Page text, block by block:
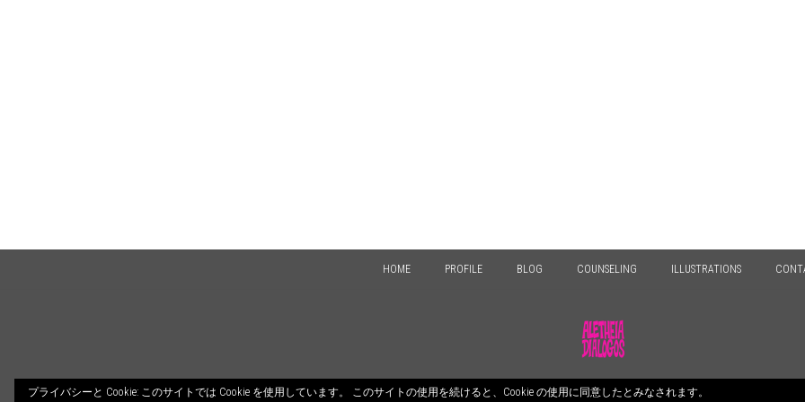
HOME PROFILE BLOG COUNSELING ILLUSTRATIONS
© 2026 ALETHEIA DIALOGOS. All Rights Reserved.
プライバシーと Cookie: このサイトでは Cookie を使用しています。 このサイトの使用を続けると、Cookie の使用に同意したとみなされます。